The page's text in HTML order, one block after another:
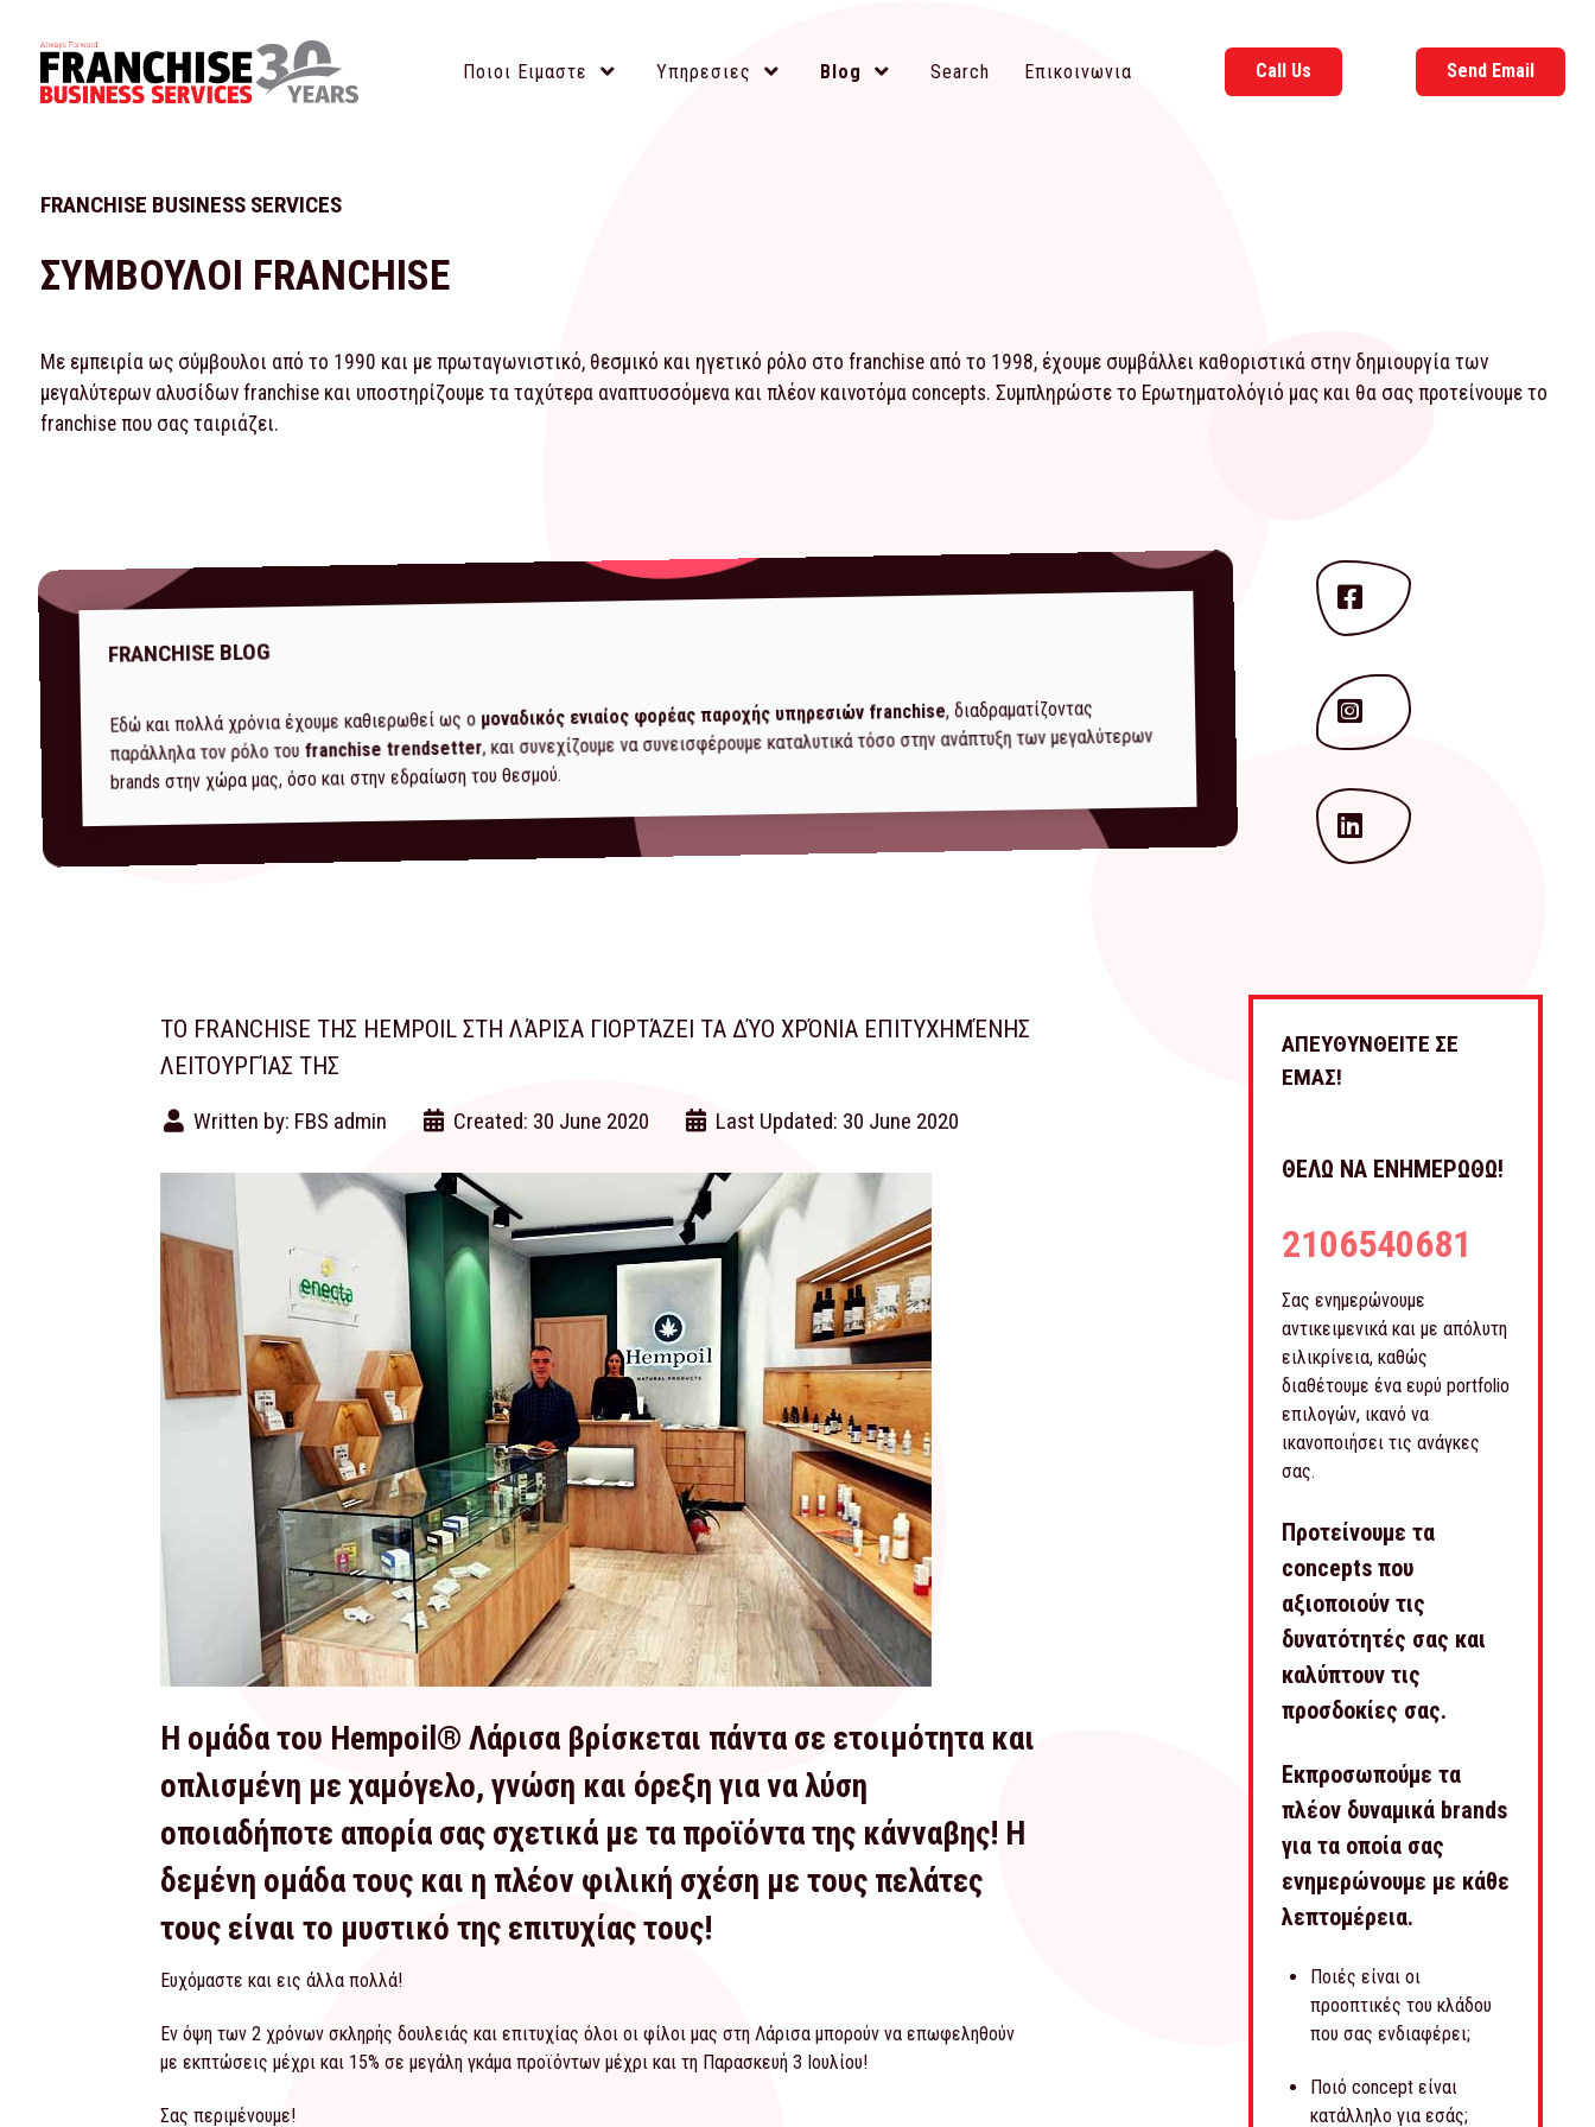
Ποιοι Ειμαστε Υπηρεσιες Blog Search Επικοινωνια Call Us Send Email
FRANCHISE BUSINESS SERVICES
ΣΥΜΒΟΥΛΟΙ FRANCHISE
Με εμπειρία ως σύμβουλοι από το 1990 και με πρωταγωνιστικό, θεσμικό και ηγετικό ρόλο στο franchise από το 1998, έχουμε συμβάλλει καθοριστικά στην δημιουργία των
μεγαλύτερων αλυσίδων franchise και υποστηρίζουμε τα ταχύτερα αναπτυσσόμενα και πλέον καινοτόμα concepts. Συμπληρώστε το Ερωτηματολόγιό μας και θα σας προτείνουμε το
franchise που σας ταιριάζει.
FRANCHISE BLOG
Εδώ και πολλά χρόνια έχουμε καθιερωθεί ως ο μοναδικός ενιαίος φορέας παροχής υπηρεσιών franchise, διαδραματίζοντας
παράλληλα τον ρόλο του franchise trendsetter, και συνεχίζουμε να συνεισφέρουμε καταλυτικά τόσο στην ανάπτυξη των μεγαλύτερων
brands στην χώρα μας, όσο και στην εδραίωση του θεσμού.
ΤΟ FRANCHISE ΤΗΣ HEMPOIL ΣΤΗ ΛΆΡΙΣΑ ΓΙΟΡΤΆΖΕΙ ΤΑ ΔΎΟ ΧΡΌΝΙΑ ΕΠΙΤΥΧΗΜΈΝΗΣ
ΛΕΙΤΟΥΡΓΊΑΣ ΤΗΣ
Written by: FBS admin Created: 30 June 2020 Last Updated: 30 June 2020
Η ομάδα του Hempoil® Λάρισα βρίσκεται πάντα σε ετοιμότητα και
οπλισμένη με χαμόγελο, γνώση και όρεξη για να λύση
οποιαδήποτε απορία σας σχετικά με τα προϊόντα της κάνναβης! Η
δεμένη ομάδα τους και η πλέον φιλική σχέση με τους πελάτες
τους είναι το μυστικό της επιτυχίας τους!
Ευχόμαστε και εις άλλα πολλά!
Εν όψη των 2 χρόνων σκληρής δουλειάς και επιτυχίας όλοι οι φίλοι μας στη Λάρισα μπορούν να επωφεληθούν
με εκπτώσεις μέχρι και 15% σε μεγάλη γκάμα προϊόντων μέχρι και τη Παρασκευή 3 Ιουλίου!
Σας περιμένουμε!
ΑΠΕΥΘΥΝΘΕΙΤΕ ΣΕ
ΕΜΑΣ!
ΘΕΛΩ ΝΑ ΕΝΗΜΕΡΩΘΩ!
2106540681
Σας ενημερώνουμε
αντικειμενικά και με απόλυτη
ειλικρίνεια, καθώς
διαθέτουμε ένα ευρύ portfolio
επιλογών, ικανό να
ικανοποιήσει τις ανάγκες
σας.
Προτείνουμε τα
concepts που
αξιοποιούν τις
δυνατότητές σας και
καλύπτουν τις
προσδοκίες σας.
Εκπροσωπούμε τα
πλέον δυναμικά brands
για τα οποία σας
ενημερώνουμε με κάθε
λεπτομέρεια.
Ποιές είναι οι
προοπτικές του κλάδου
που σας ενδιαφέρει;
Ποιό concept είναι
κατάλληλο για εσάς;